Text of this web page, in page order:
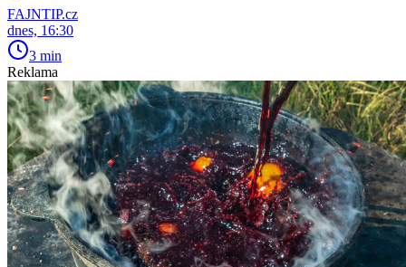
FAJNTIP.cz
dnes, 16:30
3 min
Reklama